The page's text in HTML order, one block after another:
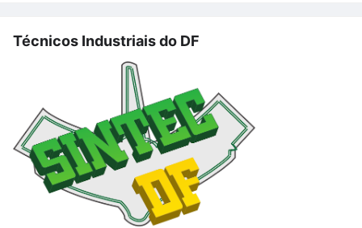
Técnicos Industriais do DF